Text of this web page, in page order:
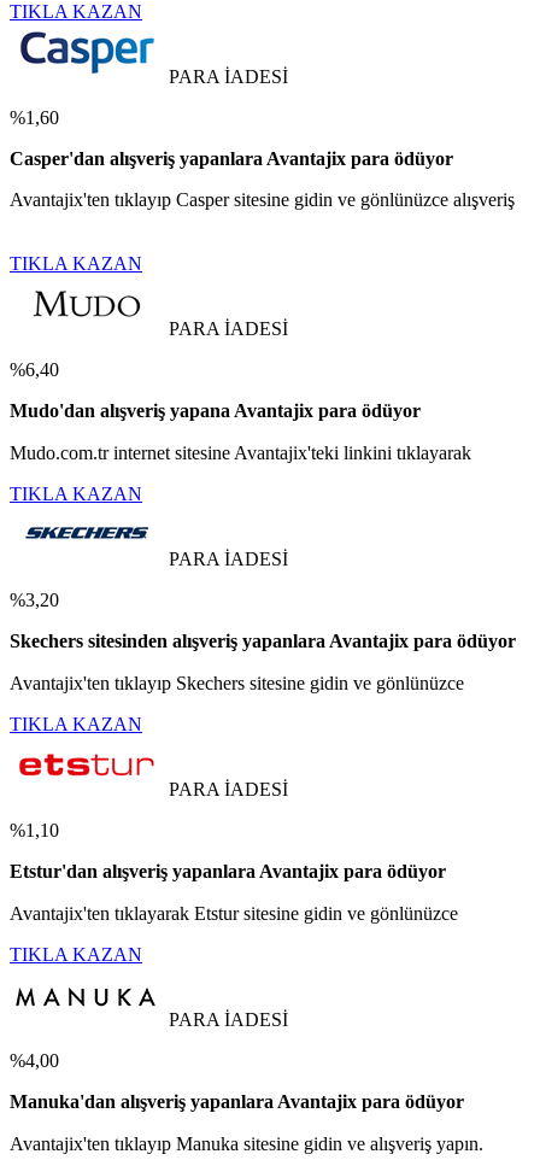
TIKLA KAZAN
PARA İADESİ
%1,60
Casper'dan alışveriş yapanlara Avantajix para ödüyor
Avantajix'ten tıklayıp Casper sitesine gidin ve gönlünüzce alışveriş
TIKLA KAZAN
PARA İADESİ
%6,40
Mudo'dan alışveriş yapana Avantajix para ödüyor
Mudo.com.tr internet sitesine Avantajix'teki linkini tıklayarak
TIKLA KAZAN
PARA İADESİ
%3,20
Skechers sitesinden alışveriş yapanlara Avantajix para ödüyor
Avantajix'ten tıklayıp Skechers sitesine gidin ve gönlünüzce
TIKLA KAZAN
PARA İADESİ
%1,10
Etstur'dan alışveriş yapanlara Avantajix para ödüyor
Avantajix'ten tıklayarak Etstur sitesine gidin ve gönlünüzce
TIKLA KAZAN
PARA İADESİ
%4,00
Manuka'dan alışveriş yapanlara Avantajix para ödüyor
Avantajix'ten tıklayıp Manuka sitesine gidin ve alışveriş yapın.